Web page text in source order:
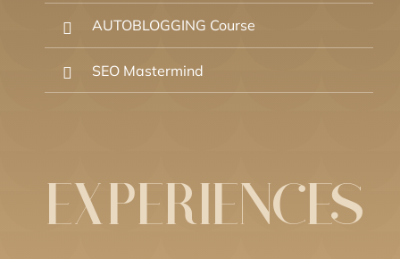
AUTOBLOGGING Course
SEO Mastermind
EXPERIENCES